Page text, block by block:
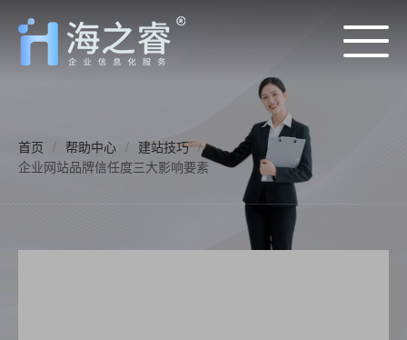
首页 / 帮助中心 / 建站技巧 /
企业网站品牌信任度三大影响要素